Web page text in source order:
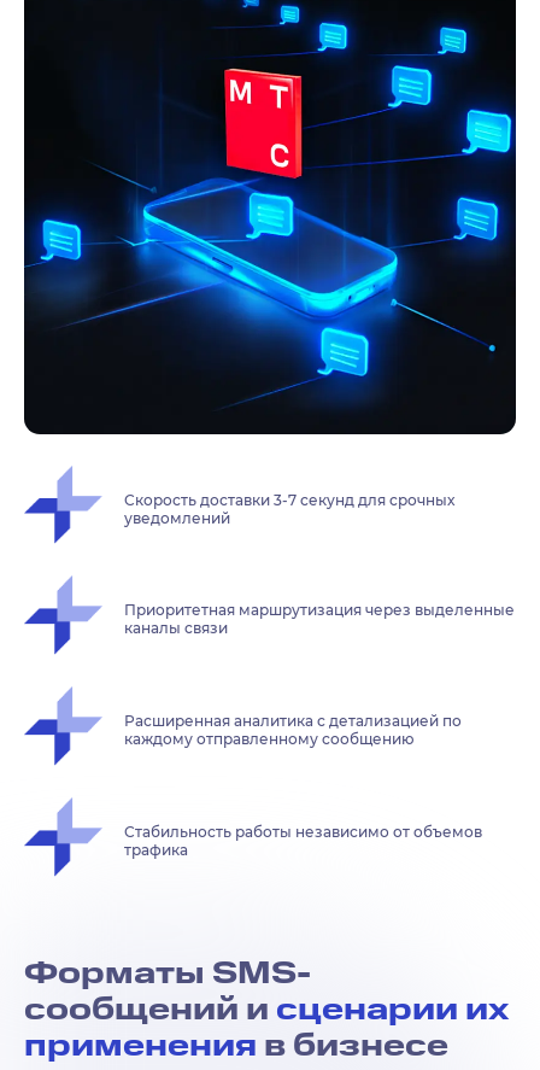
Скорость доставки 3-7 секунд для срочных
уведомлений
Приоритетная маршрутизация через выделенные
каналы связи
Расширенная аналитика с детализацией по
каждому отправленному сообщению
Стабильность работы независимо от объемов
трафика
Форматы SMS-
сообщений и сценарии их
применения в бизнесе